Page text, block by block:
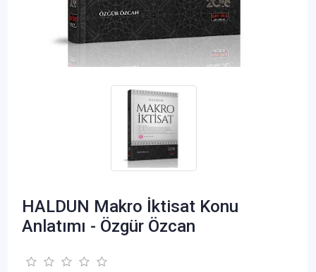
HALDUN Makro İktisat Konu
Anlatımı - Özgür Özcan